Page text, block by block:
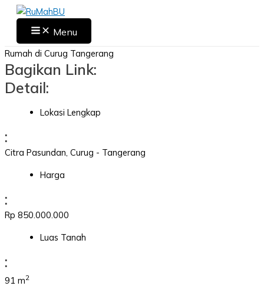
Skip
content
Main
Menu Menu
Rumah di Curug Tangerang
Bagikan Link:
Detail:
Lokasi Lengkap
:
Citra Pasundan, Curug - Tangerang
Harga
:
Rp 850.000.000
Luas Tanah
:
91 m2